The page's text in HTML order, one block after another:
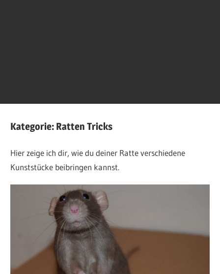
Kategorie: Ratten Tricks
Hier zeige ich dir, wie du deiner Ratte verschiedene
Kunststücke beibringen kannst.